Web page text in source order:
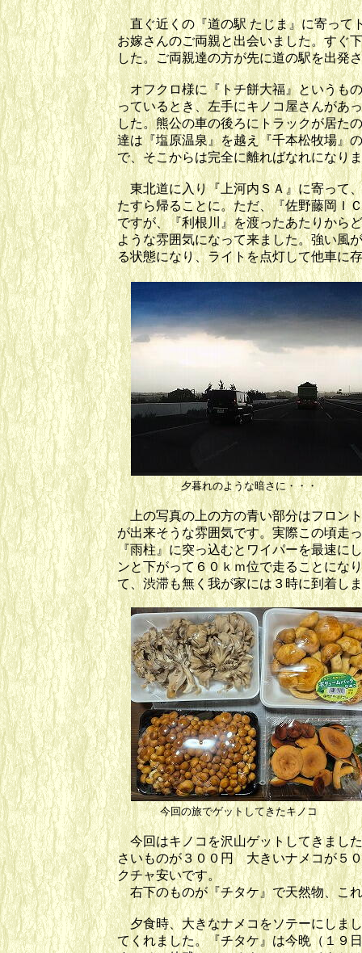
直ぐ近くの『道の駅 たじま』に寄って
お嫁さんのご両親と出会いました。すぐ
した。ご両親達の方が先に道の駅を出発
オフクロ様に『トチ餅大福』というも
っているとき、左手にキノコ屋さんがあ
した。熊公の車の後ろにトラックが居た
達は『塩原温泉』を越え『千本松牧場』
で、そこからは完全に離ればなれになり
東北道に入り『上河内ＳＡ』に寄って
たすら帰ることに。ただ、『佐野藤岡Ｉ
ですが、『利根川』を渡ったあたりから
ような雰囲気になって来ました。強い風
る状態になり、ライトを点灯して他車に
夕暮れのような暗さに・
上の写真の上の方の青い部分はフロン
が出来そうな雰囲気です。実際この頃走
『雨柱』に突っ込むとワイパーを最速に
ンと下がって６０ｋｍ位で走ることにな
て、渋滞も無く我が家には３時に到着し
今回の旅でゲットしてきたキ
今回はキノコを沢山ゲットしてきまし
さいものが３００円 大きいナメコが５
クチャ安いです。
右下のものが『チタケ』で天然物、こ
夕食時、大きなナメコをソテーにしま
てくれました。『チタケ』は今晩（１９